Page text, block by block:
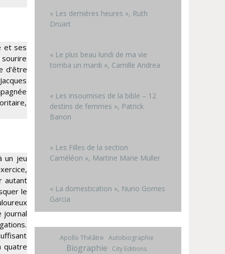
et ses
d’être
un jeu
autant
le
journal
quatre
« Les dernières heures », Ruth
Druart
« Le plus beau lundi de ma vie
tomba un mardi », Camille Andrea
« Les insoumises de la bible – 12
destins de femmes », Patrick
Banon
« Les Filles de la section
Caméléon », Martine Marie Muller
« La domestication », Nuno Gomes
Garcia
Apollo Théâtre Autobiographie
Biographie City Editions